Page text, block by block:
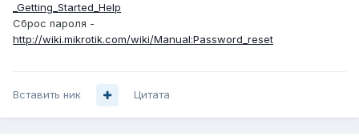
_Getting_Started_Help
Сброс пароля -
http://wiki.mikrotik.com/wiki/Manual:Password_reset
Вставить ник Цитата